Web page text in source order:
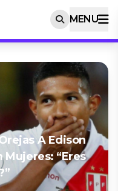
MENU
A Edison
Mujeres: “Eres